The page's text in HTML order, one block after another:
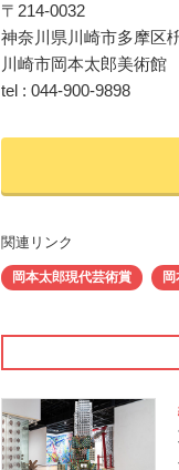
〒214-0032
神奈川県川崎市多摩区
川崎市岡本太郎美術
tel : 044-900-9898
関連リンク
岡本太郎現代芸術賞